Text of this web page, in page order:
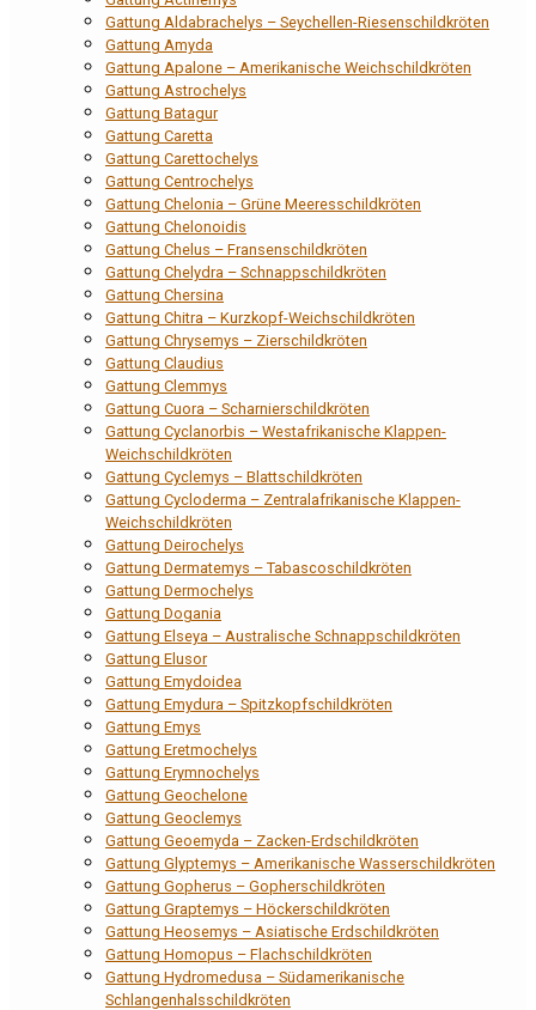
Gattung Aldabrachelys – Seychellen-Riesenschildkröten
Gattung Amyda
Gattung Apalone – Amerikanische Weichschildkröten
Gattung Astrochelys
Gattung Batagur
Gattung Caretta
Gattung Carettochelys
Gattung Centrochelys
Gattung Chelonia – Grüne Meeresschildkröten
Gattung Chelonoidis
Gattung Chelus – Fransenschildkröten
Gattung Chelydra – Schnappschildkröten
Gattung Chersina
Gattung Chitra – Kurzkopf-Weichschildkröten
Gattung Chrysemys – Zierschildkröten
Gattung Claudius
Gattung Clemmys
Gattung Cuora – Scharnierschildkröten
Gattung Cyclanorbis – Westafrikanische Klappen-
Weichschildkröten
Gattung Cyclemys – Blattschildkröten
Gattung Cycloderma – Zentralafrikanische Klappen-
Weichschildkröten
Gattung Deirochelys
Gattung Dermatemys – Tabascoschildkröten
Gattung Dermochelys
Gattung Dogania
Gattung Elseya – Australische Schnappschildkröten
Gattung Elusor
Gattung Emydoidea
Gattung Emydura – Spitzkopfschildkröten
Gattung Emys
Gattung Eretmochelys
Gattung Erymnochelys
Gattung Geochelone
Gattung Geoclemys
Gattung Geoemyda – Zacken-Erdschildkröten
Gattung Glyptemys – Amerikanische Wasserschildkröten
Gattung Gopherus – Gopherschildkröten
Gattung Graptemys – Höckerschildkröten
Gattung Heosemys – Asiatische Erdschildkröten
Gattung Homopus – Flachschildkröten
Gattung Hydromedusa – Südamerikanische
Schlangenhalsschildkröten